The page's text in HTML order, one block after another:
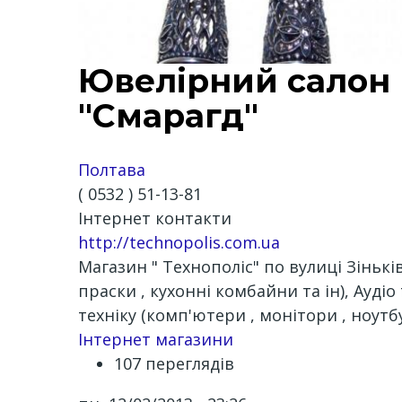
Ювелірний салон
"Смарагд"
Полтава
( 0532 ) 51-13-81
Інтернет контакти
http://technopolis.com.ua
Магазин " Технополіс" по вулиці
праски , кухонні комбайни та ін),
техніку (комп'ютери , монітори ,
Інтернет магазини
107 переглядів